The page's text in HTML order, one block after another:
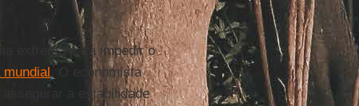
extrema para impedir o
. O economista
a estabilidade